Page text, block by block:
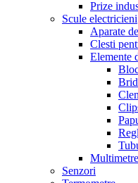
Prize
Scule electricieni
Aparate
Clesti
Elemente
Multimetre
Senzori